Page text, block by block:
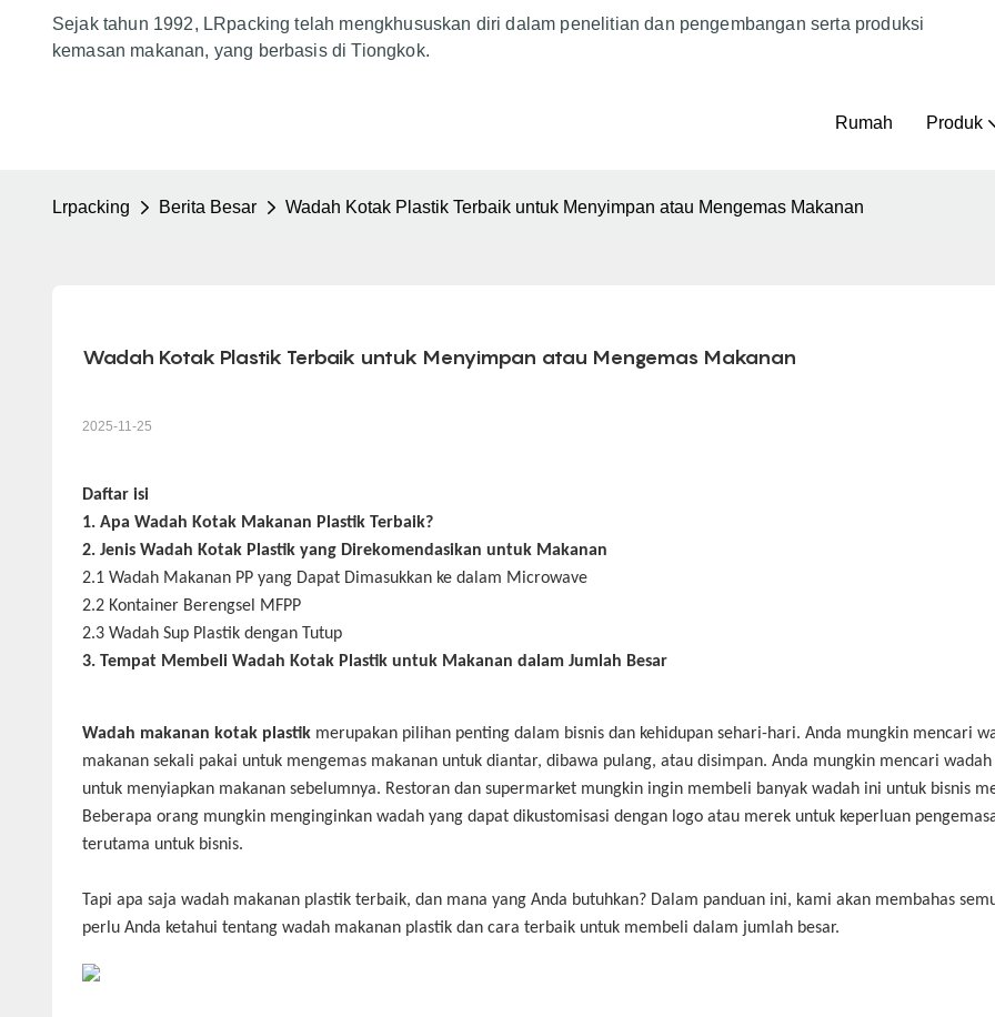
Sejak tahun 1992, LRpacking telah mengkhususkan diri dalam penelitian dan pengembangan serta produksi
kemasan makanan, yang berbasis di Tiongkok.
Rumah Produk
Lrpacking Berita Besar Wadah Kotak Plastik Terbaik untuk Menyimpan atau Mengemas Makanan
Wadah Kotak Plastik Terbaik untuk Menyimpan atau Mengemas Makanan
2025-11-25
Daftar isi
1. Apa Wadah Kotak Makanan Plastik Terbaik?
2. Jenis Wadah Kotak Plastik yang Direkomendasikan untuk Makanan
2.1 Wadah Makanan PP yang Dapat Dimasukkan ke dalam Microwave
2.2 Kontainer Berengsel MFPP
2.3 Wadah Sup Plastik dengan Tutup
3. Tempat Membeli Wadah Kotak Plastik untuk Makanan dalam Jumlah Besar
Wadah makanan kotak plastikmerupakan pilihan penting dalam bisnis dan kehidupan sehari-hari. Anda mungkin mencari
makanan sekali pakai untuk mengemas makanan untuk diantar, dibawa pulang, atau disimpan. Anda mungkin mencari
untuk menyiapkan makanan sebelumnya. Restoran dan supermarket mungkin ingin membeli banyak wadah ini untuk bisnis
Beberapa orang mungkin menginginkan wadah yang dapat dikustomisasi dengan logo atau merek untuk keperluan
terutama untuk bisnis.
Tapi apa saja wadah makanan plastik terbaik, dan mana yang Anda butuhkan? Dalam panduan ini, kami akan membahas
perlu Anda ketahui tentang wadah makanan plastik dan cara terbaik untuk membeli dalam jumlah besar.